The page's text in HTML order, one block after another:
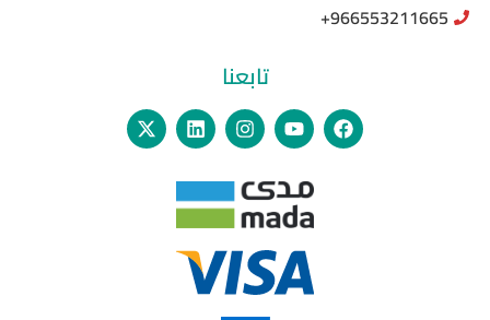
966553211665+
تابعنا